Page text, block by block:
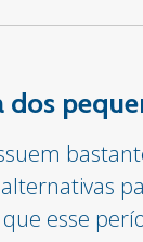
dos
esse